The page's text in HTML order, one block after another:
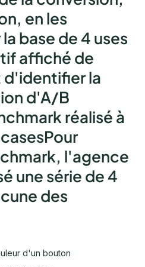
en les
base de 4 uses
affiché de
la
d'A/B
réalisé à
l'agence
une série de 4
des
d'un bouton